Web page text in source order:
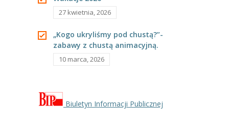
zmysłami”.
27 kwietnia, 2026
„Kogo ukryliśmy pod chustą?”-
zabawy z chustą animacyjną.
10 marca, 2026
Biuletyn Informacji Publicznej